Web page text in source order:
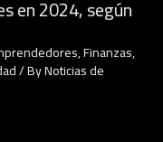
en 2024, según
,Finanzas,
/ ByNoticias de